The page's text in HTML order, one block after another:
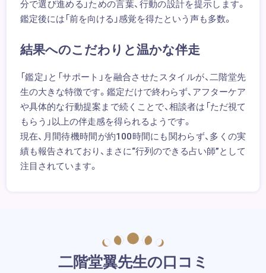
分で選び進める」ための言葉、行動の設計を提示します。
鑑定後には「前を向ける」感覚を得たという声も多数。
結果へのこだわりと温かな伴走
「鑑定」と「サポート」を融合させたスタイルが、二階堂先
生の大きな特徴です。鑑定だけで終わらず、アフターケア
や具体的な行動提案まで続くことで、相談者は「ただ視て
もらう」以上の伴走感を得られるようです。
現在、月間待機時間が約100時間にも関わらず、多くの実
績も報告されており、まさに“行列のできる占い師”として
注目されています。
二階堂翼先生の口コミ